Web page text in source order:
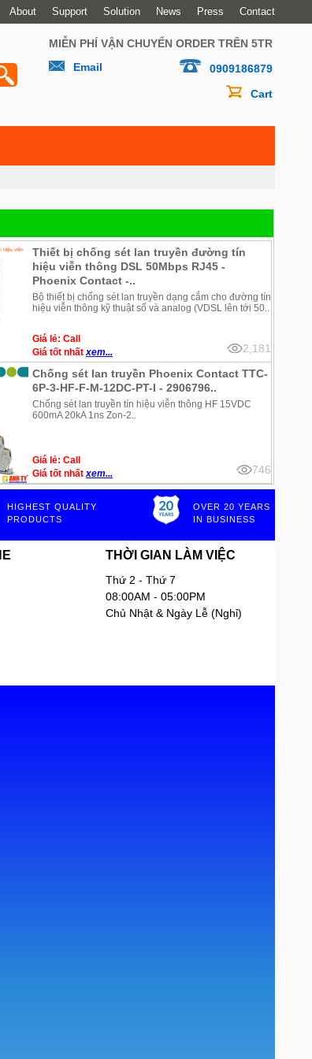
About Support Solution News Press Contact
MIỄN PHÍ VẬN CHUYỂN ORDER TRÊN 5TR
Email
0909186879
Cart
2,181
Thiết bị chống sét lan truyền đường tín
hiệu viễn thông DSL 50Mbps RJ45 -
Phoenix Contact -..
Bộ thiết bị chống sét lan truyền dạng cắm cho đường tín
hiệu viễn thông kỹ thuật số và analog (VDSL lên tới 50..
Giá lẻ: Call
Giá tốt nhấtxem...
746
Chống sét lan truyền Phoenix Contact TTC-
6P-3-HF-F-M-12DC-PT-I - 2906796..
Chống sét lan truyền tín hiệu viễn thông HF 15VDC
600mA 20kA 1ns Zon-2..
Giá lẻ: Call
Giá tốt nhấtxem...
HIGHEST QUALITY
PRODUCTS
OVER 20 YEARS
IN BUSINESS
THỜI GIAN LÀM VIỆC
Thứ 2 - Thứ 7
08:00AM - 05:00PM
Chủ Nhật & Ngày Lễ (Nghỉ)